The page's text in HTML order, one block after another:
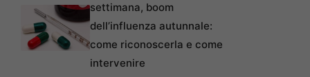
settimana, boom
dell’influenza autunnale:
come riconoscerla e come
intervenire